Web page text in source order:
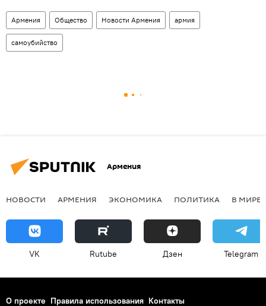
Армения Общество Новости Армения армия
самоубийство
Армения
НОВОСТИ АРМЕНИЯ ЭКОНОМИКА ПОЛИТИКА В МИРЕ
VK Rutube Дзен Telegram
О проекте Правила использования Контакты